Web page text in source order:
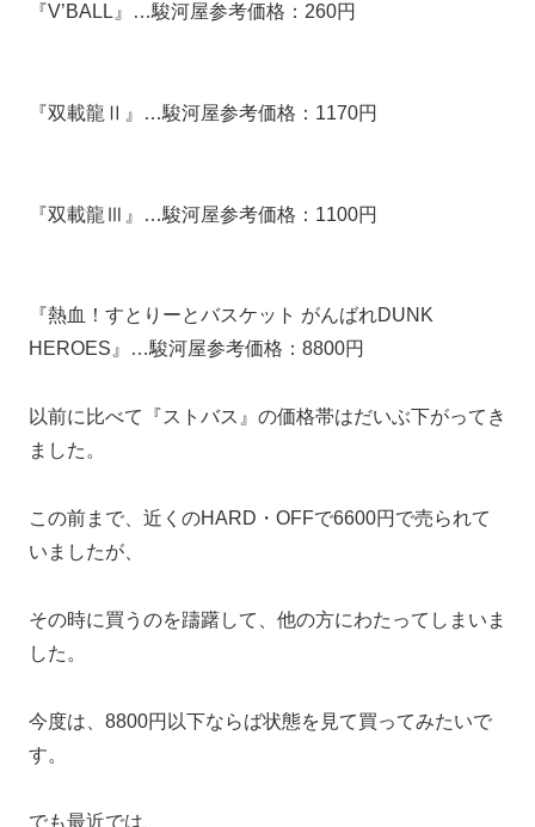
『V’BALL』…駿河屋参考価格：260円
『双載龍Ⅱ』…駿河屋参考価格：1170円
『双載龍Ⅲ』…駿河屋参考価格：1100円
『熱血！すとりーとバスケット がんばれDUNK
HEROES』…駿河屋参考価格：8800円
以前に比べて『ストバス』の価格帯はだいぶ下がってき
ました。
この前まで、近くのHARD・OFFで6600円で売られて
いましたが、
その時に買うのを躊躇して、他の方にわたってしまいま
した。
今度は、8800円以下ならば状態を見て買ってみたいで
す。
でも最近では、